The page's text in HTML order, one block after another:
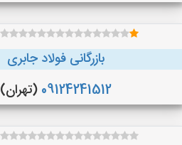
بازرگانی فولاد جابری
09124241512 (تهران)